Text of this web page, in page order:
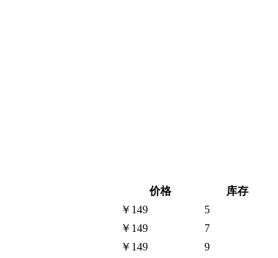
价格
库存
￥149
5
￥149
7
￥149
9